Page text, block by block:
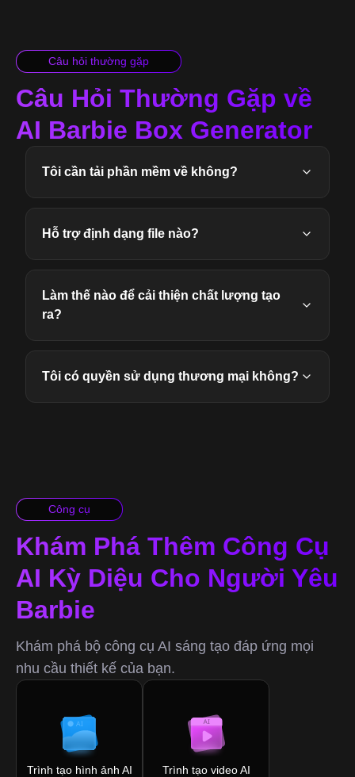
Câu hỏi thường gặp
Câu Hỏi Thường Gặp về
AI Barbie Box Generator
Tôi cần tải phần mềm về không?
Hỗ trợ định dạng file nào?
Làm thế nào để cải thiện chất lượng tạo
ra?
Tôi có quyền sử dụng thương mại không?
Công cụ
Khám Phá Thêm Công Cụ
AI Kỳ Diệu Cho Người Yêu
Barbie
Khám phá bộ công cụ AI sáng tạo đáp ứng mọi
nhu cầu thiết kế của bạn.
Trình tạo hình ảnh AI Trình tạo video AI